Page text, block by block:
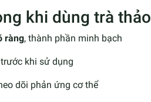
khi dùng trà
ràng, thành phần minh bạch
trước khi sử dụng
dõi phản ứng cơ thể